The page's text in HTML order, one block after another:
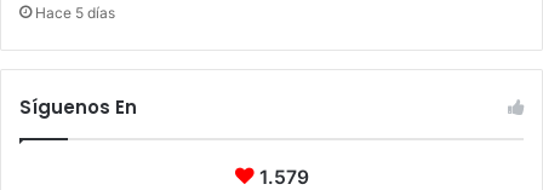
Hace 5 días
Síguenos En
1.579